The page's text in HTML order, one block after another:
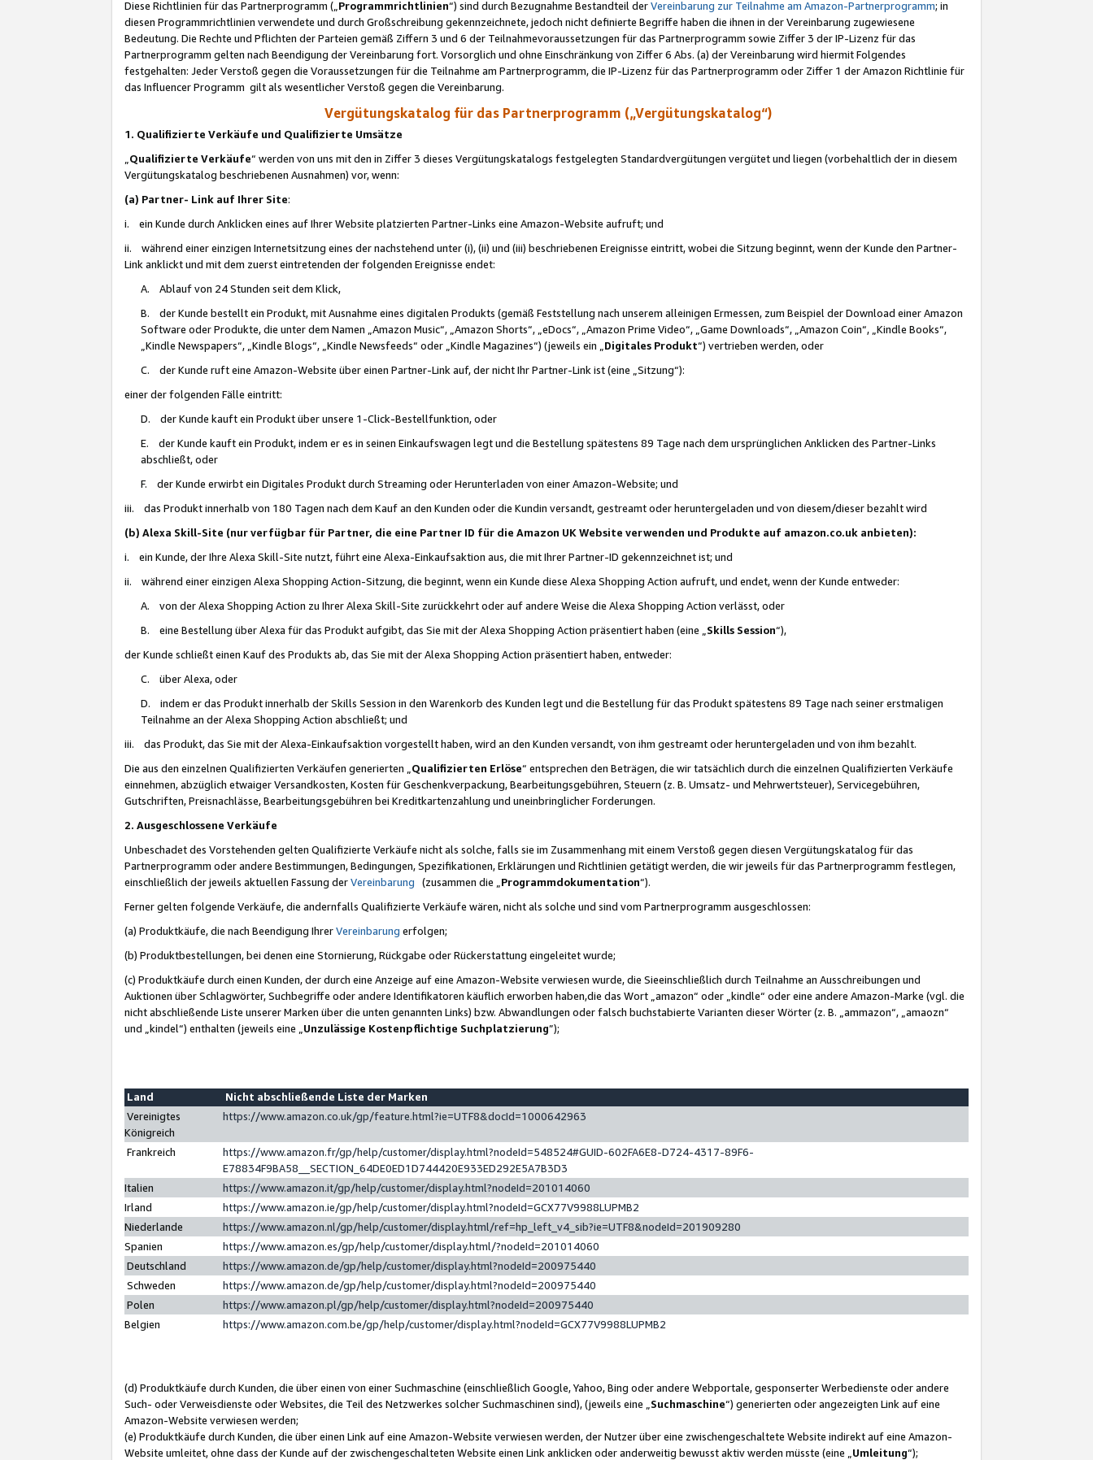
Diese Richtlinien für das Partnerprogramm („Programmrichtlinien“) sind durch Bezugnahme Bestandteil derVereinbarung zur Teilnahme am Amazon-Partnerprogramm; in
diesen Programmrichtlinien verwendete und durch Großschreibung gekennzeichnete, jedoch nicht definierte Begriffe haben die ihnen in der Vereinbarung zugewiesene
Bedeutung. Die Rechte und Pflichten der Parteien gemäß Ziffern 3 und 6 der Teilnahmevoraussetzungen für das Partnerprogramm sowie Ziffer 3 der IP-Lizenz für das
Partnerprogramm gelten nach Beendigung der Vereinbarung fort. Vorsorglich und ohne Einschränkung von Ziffer 6 Abs. (a) der Vereinbarung wird hiermit Folgendes
festgehalten: Jeder Verstoß gegen die Voraussetzungen für die Teilnahme am Partnerprogramm, die IP-Lizenz für das Partnerprogramm oder Ziffer 1 der Amazon Richtlinie für
das Influencer Programm gilt als wesentlicher Verstoß gegen die Vereinbarung.
Vergütungskatalog für das Partnerprogramm („Vergütungskatalog“)
1. Qualifizierte Verkäufe und Qualifizierte Umsätze
Qualifizierte Verkäufe“ werden von uns mit den in Ziffer 3 dieses Vergütungskatalogs festgelegten Standardvergütungen vergütet und liegen (vorbehaltlich der in diesem
Vergütungskatalog beschriebenen Ausnahmen) vor, wenn:
(a) Partner- Link auf Ihrer Site:
i. ein Kunde durch Anklicken eines auf Ihrer Website platzierten Partner-Links eine Amazon-Website aufruft; und
ii. während einer einzigen Internetsitzung eines der nachstehend unter (i), (ii) und (iii) beschriebenen Ereignisse eintritt, wobei die Sitzung beginnt, wenn der Kunde den Partner-
Link anklickt und mit dem zuerst eintretenden der folgenden Ereignisse endet:
A. Ablauf von 24 Stunden seit dem Klick,
B. der Kunde bestellt ein Produkt, mit Ausnahme eines digitalen Produkts (gemäß Feststellung nach unserem alleinigen Ermessen, zum Beispiel der Download einer Amazon
Software oder Produkte, die unter dem Namen „Amazon Music“, „Amazon Shorts“, „eDocs“, „Amazon Prime Video“, „Game Downloads“, „Amazon Coin“, „Kindle Books“,
„Kindle Newspapers“, „Kindle Blogs“, „Kindle Newsfeeds“ oder „Kindle Magazines“) (jeweils ein „ Digitales Produkt“) vertrieben werden, oder
C. der Kunde ruft eine Amazon-Website über einen Partner-Link auf, der nicht Ihr Partner-Link ist (eine „Sitzung“):
einer der folgenden Fälle eintritt:
D. der Kunde kauft ein Produkt über unsere 1-Click-Bestellfunktion, oder
E. der Kunde kauft ein Produkt, indem er es in seinen Einkaufswagen legt und die Bestellung spätestens 89 Tage nach dem ursprünglichen Anklicken des Partner-Links
abschließt, oder
F. der Kunde erwirbt ein Digitales Produkt durch Streaming oder Herunterladen von einer Amazon-Website; und
iii. das Produkt innerhalb von 180 Tagen nach dem Kauf an den Kunden oder die Kundin versandt, gestreamt oder heruntergeladen und von diesem/dieser bezahlt wird
(b) Alexa Skill-Site (nur verfügbar für Partner, die eine Partner ID für die Amazon UK Website verwenden und Produkte auf amazon.co.uk anbieten):
i. ein Kunde, der Ihre Alexa Skill-Site nutzt, führt eine Alexa-Einkaufsaktion aus, die mit Ihrer Partner-ID gekennzeichnet ist; und
ii. während einer einzigen Alexa Shopping Action-Sitzung, die beginnt, wenn ein Kunde diese Alexa Shopping Action aufruft, und endet, wenn der Kunde entweder:
A. von der Alexa Shopping Action zu Ihrer Alexa Skill-Site zurückkehrt oder auf andere Weise die Alexa Shopping Action verlässt, oder
B. eine Bestellung über Alexa für das Produkt aufgibt, das Sie mit der Alexa Shopping Action präsentiert haben (eine „ Skills Session“),
der Kunde schließt einen Kauf des Produkts ab, das Sie mit der Alexa Shopping Action präsentiert haben, entweder:
C. über Alexa, oder
D. indem er das Produkt innerhalb der Skills Session in den Warenkorb des Kunden legt und die Bestellung für das Produkt spätestens 89 Tage nach seiner erstmaligen
Teilnahme an der Alexa Shopping Action abschließt; und
iii. das Produkt, das Sie mit der Alexa-Einkaufsaktion vorgestellt haben, wird an den Kunden versandt, von ihm gestreamt oder heruntergeladen und von ihm bezahlt.
Die aus den einzelnen Qualifizierten Verkäufen generierten „ Qualifizierten Erlöse“ entsprechen den Beträgen, die wir tatsächlich durch die einzelnen Qualifizierten Verkäufe
einnehmen, abzüglich etwaiger Versandkosten, Kosten für Geschenkverpackung, Bearbeitungsgebühren, Steuern (z. B. Umsatz- und Mehrwertsteuer), Servicegebühren,
Gutschriften, Preisnachlässe, Bearbeitungsgebühren bei Kreditkartenzahlung und uneinbringlicher Forderungen.
2. Ausgeschlossene Verkäufe
Unbeschadet des Vorstehenden gelten Qualifizierte Verkäufe nicht als solche, falls sie im Zusammenhang mit einem Verstoß gegen diesen Vergütungskatalog für das
Partnerprogramm oder andere Bestimmungen, Bedingungen, Spezifikationen, Erklärungen und Richtlinien getätigt werden, die wir jeweils für das Partnerprogramm festlegen,
einschließlich der jeweils aktuellen Fassung derVereinbarung (zusammen die „ Programmdokumentation“).
Ferner gelten folgende Verkäufe, die andernfalls Qualifizierte Verkäufe wären, nicht als solche und sind vom Partnerprogramm ausgeschlossen:
(a) Produktkäufe, die nach Beendigung IhrerVereinbarung erfolgen;
(b) Produktbestellungen, bei denen eine Stornierung, Rückgabe oder Rückerstattung eingeleitet wurde;
(c) Produktkäufe durch einen Kunden, der durch eine Anzeige auf eine Amazon-Website verwiesen wurde, die Sieeinschließlich durch Teilnahme an Ausschreibungen und
Auktionen über Schlagwörter, Suchbegriffe oder andere Identifikatoren käuflich erworben haben,die das Wort „amazon“ oder „kindle“ oder eine andere Amazon-Marke (vgl. die
nicht abschließende Liste unserer Marken über die unten genannten Links) bzw. Abwandlungen oder falsch buchstabierte Varianten dieser Wörter (z. B. „ammazon“, „amaozn“
und „kindel“) enthalten (jeweils eine „ Unzulässige Kostenpflichtige Suchplatzierung”);
Land
Nicht abschließende Liste der Marken
Vereinigtes
Königreich
https://www.amazon.co.uk/gp/feature.html?ie=UTF8&docId=1000642963
Frankreich
https://www.amazon.fr/gp/help/customer/display.html?nodeId=548524#GUID-602FA6E8-D724-4317-89F6-
E78834F9BA58__SECTION_64DE0ED1D744420E933ED292E5A7B3D3
Italien
https://www.amazon.it/gp/help/customer/display.html?nodeId=201014060
Irland
https://www.amazon.ie/gp/help/customer/display.html?nodeId=GCX77V9988LUPMB2
Niederlande
https://www.amazon.nl/gp/help/customer/display.html/ref=hp_left_v4_sib?ie=UTF8&nodeId=201909280
Spanien
https://www.amazon.es/gp/help/customer/display.html/?nodeId=201014060
Deutschland
https://www.amazon.de/gp/help/customer/display.html?nodeId=200975440
Schweden
https://www.amazon.de/gp/help/customer/display.html?nodeId=200975440
Polen
https://www.amazon.pl/gp/help/customer/display.html?nodeId=200975440
Belgien
https://www.amazon.com.be/gp/help/customer/display.html?nodeId=GCX77V9988LUPMB2
(d) Produktkäufe durch Kunden, die über einen von einer Suchmaschine (einschließlich Google, Yahoo, Bing oder andere Webportale, gesponserter Werbedienste oder andere
Such- oder Verweisdienste oder Websites, die Teil des Netzwerkes solcher Suchmaschinen sind), (jeweils eine „ Suchmaschine“) generierten oder angezeigten Link auf eine
Amazon-Website verwiesen werden;
(e) Produktkäufe durch Kunden, die über einen Link auf eine Amazon-Website verwiesen werden, der Nutzer über eine zwischengeschaltete Website indirekt auf eine Amazon-
Website umleitet, ohne dass der Kunde auf der zwischengeschalteten Website einen Link anklicken oder anderweitig bewusst aktiv werden müsste (eine „ Umleitung“);